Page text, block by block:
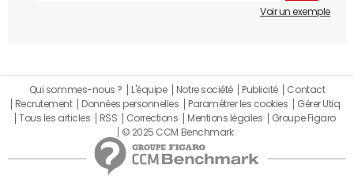
Voir un exemple
Qui sommes-nous ? L'équipe Notre société Publicité
Contact
Recrutement
Données personnelles Paramétrer les cookies
Gérer Utiq
Tous les articles
RSS Corrections Mentions légales
Groupe Figaro
© 2025 CCM Benchmark